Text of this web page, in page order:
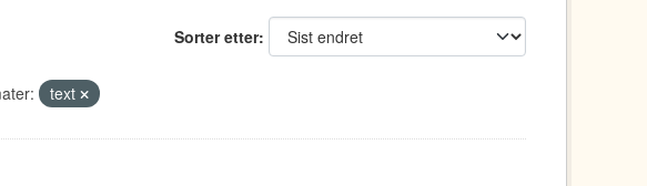
Sorter etter
text